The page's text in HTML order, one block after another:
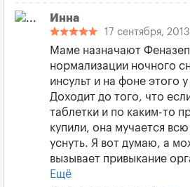
Инна
17 сентября,
Маме назначают
нормализации ночного
инсульт и на фоне этого
Доходит до того, что
таблетки и по каким-то
купили, она мучается
уснуть. Я вот думаю, а
вызывает привыкание
Ещё